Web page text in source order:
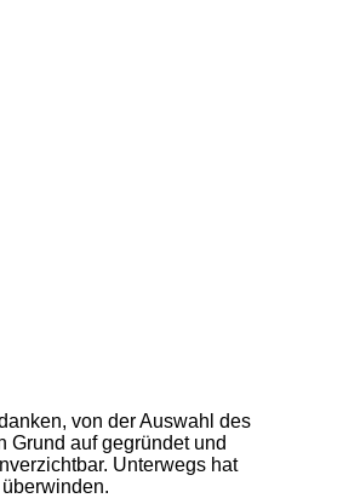
von der Auswahl des
Grund auf gegründet und
Unterwegs hat